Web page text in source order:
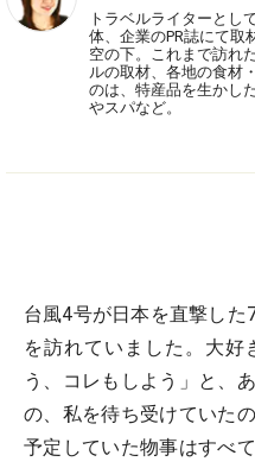
トラベルライターとし
体、企業のPR誌にて取
空の下。これまで訪れ
ルの取材、各地の食材
のは、特産品を生かし
やスパなど。
台風4号が日本を直撃し
を訪れていました。大好
う、コレもしよう」と、
の、私を待ち受けていた
予定していた物事はすべ